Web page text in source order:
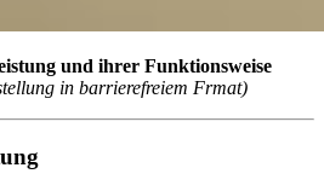
und ihrer Funktionsweise
in barrierefreiem Frmat)